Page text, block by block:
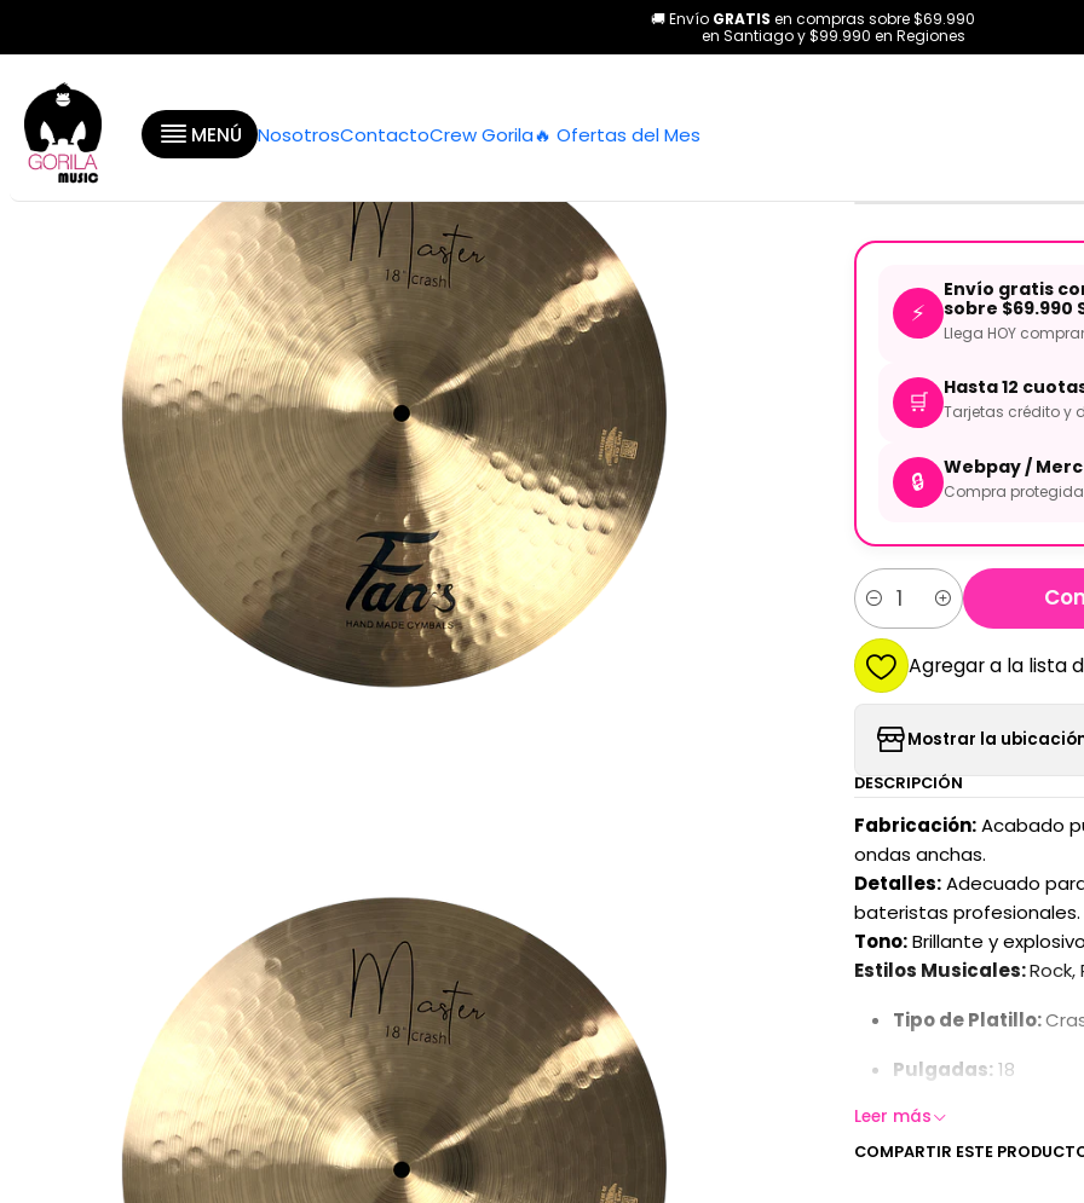
MENÚ NosotrosContactoCrew Gorila🔥 Ofertas del Mes
🚚 Envío GRATIS en compras sobre $69.990
en Santiago y $99.990 en Regiones
Baterías y Percusión Platillos Platillo Crash Master Series 18
⚡
Envío gratis
sobre $69.990
Llega HOY
🛒 Hasta 12
Tarjetas crédito y
🔒 Webpay /
Compra
Cantidad
Agregar a la lista
Mostrar la
DESCRIPCIÓN
​Fabricación:Acabado
ondas anchas.
​Detalles:Adecuado
bateristas profesionales.
​Tono:Brillante y
​Estilos Musicales:Rock,
Tipo de Platillo:
Pulgadas:18
Aleación:
Leer más
COMPARTIR ESTE